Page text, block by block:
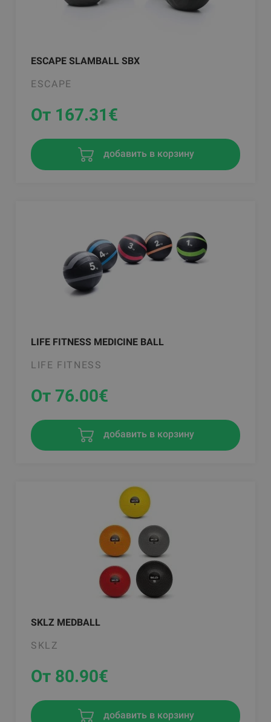
ESCAPE SLAMBALL SBX
ESCAPE
От 167.31€
добавить в корзину
LIFE FITNESS MEDICINE BALL
LIFE FITNESS
От 76.00€
добавить в корзину
SKLZ MEDBALL
SKLZ
От 80.90€
добавить в корзину